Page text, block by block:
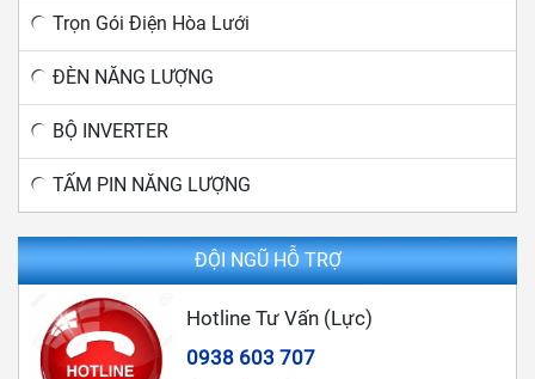
Trọn Gói Điện Hòa Lưới
ĐÈN NĂNG LƯỢNG
BỘ INVERTER
TẤM PIN NĂNG LƯỢNG
ĐỘI NGŨ HỖ TRỢ
Hotline Tư Vấn (Lực)
0938 603 707